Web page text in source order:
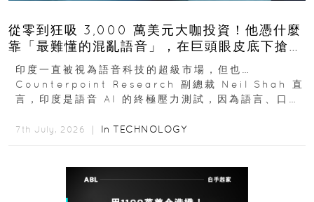
從零到狂吸 3,000 萬美元大咖投資！他憑什麼
靠「最難懂的混亂語音」，在巨頭眼皮底下搶下
十億人市場？
印度一直被視為語音科技的超級市場，但也…
Counterpoint Research 副總裁 Neil Shah 直
言，印度是語音 AI 的終極壓力測試，因為語言、口音
7th July, 2026 ｜ In TECHNOLOGY